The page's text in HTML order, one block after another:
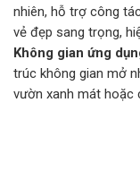
nhiên, hỗ trợ công
vẻ đẹp sang trọng,
Không gian ứng
trúc không gian mở
vườn xanh mát hoặc